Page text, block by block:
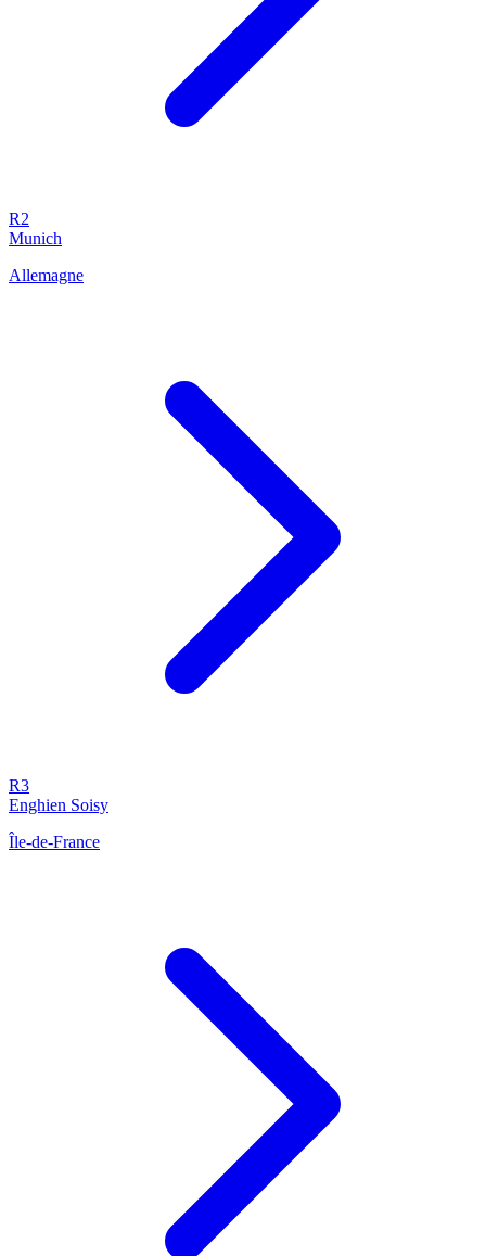
R2
Munich
Allemagne
R3
Enghien Soisy
Île-de-France